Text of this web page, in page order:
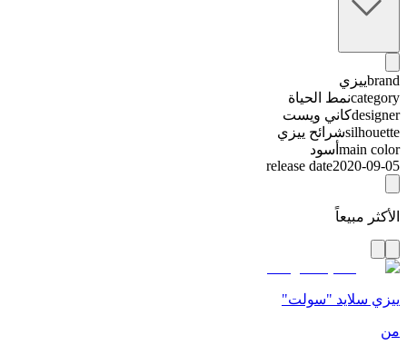
brandييزي
categoryنمط الحياة
designerكاني ويست
silhouetteشرائح ييزي
main color أسود
release date2020-09-05
الأكثر مبيعاً
ييزي سلايد "سولت"
من